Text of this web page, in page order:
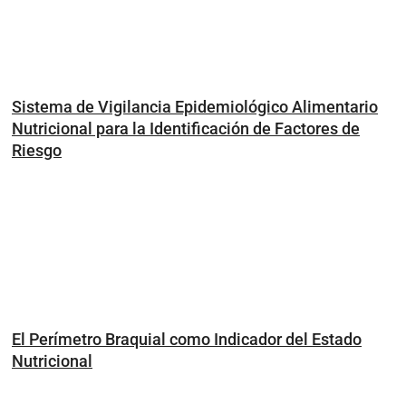
Sistema de Vigilancia Epidemiológico Alimentario
Nutricional para la Identificación de Factores de
Riesgo
El Perímetro Braquial como Indicador del Estado
Nutricional